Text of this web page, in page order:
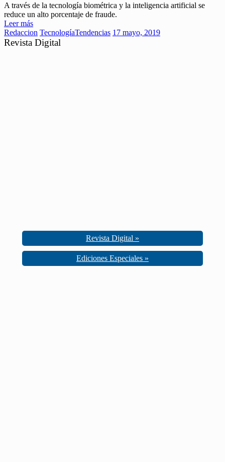
A través de la tecnología biométrica y la inteligencia artificial se
reduce un alto porcentaje de fraude.
Leer más
Redaccion TecnologíaTendencias 17 mayo, 2019
Revista Digital
Revista Digital »
Ediciones Especiales »